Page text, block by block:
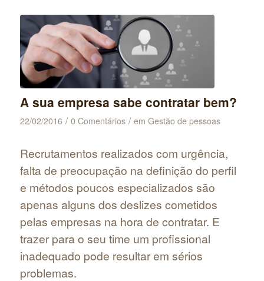
A sua empresa sabe contratar bem?
22/02/2016 / 0 Comentários / em Gestão de pessoas
Recrutamentos realizados com urgência,
falta de preocupação na definição do perfil
e métodos poucos especializados são
apenas alguns dos deslizes cometidos
pelas empresas na hora de contratar. E
trazer para o seu time um profissional
inadequado pode resultar em sérios
problemas.